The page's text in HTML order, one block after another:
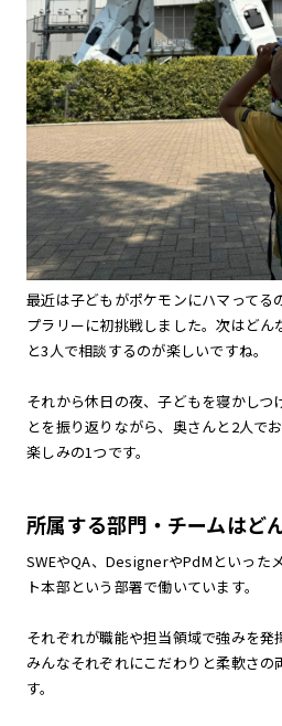
最近は子どもがポケモンにハマってる
プラリーに初挑戦しました。次はど
と3人で相談するのが楽しいですね。
それから休日の夜、子どもを寝かしつ
とを振り返りながら、奥さんと2人で
楽しみの1つです。
所属する部門・チームはど
SWEやQA、DesignerやPdMといった
ト本部という部署で働いています。
それぞれが職能や担当領域で強みを発
みんなそれぞれにこだわりと柔軟さの
す。